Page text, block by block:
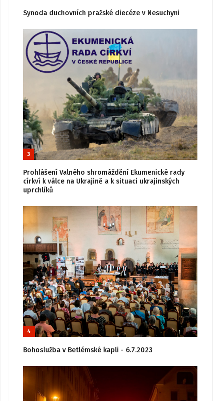
Synoda duchovních pražské diecéze v Nesuchyni
3
Prohlášení Valného shromáždění Ekumenické rady
církví k válce na Ukrajině a k situaci ukrajinských
uprchlíků
4
Bohoslužba v Betlémské kapli - 6.7.2023